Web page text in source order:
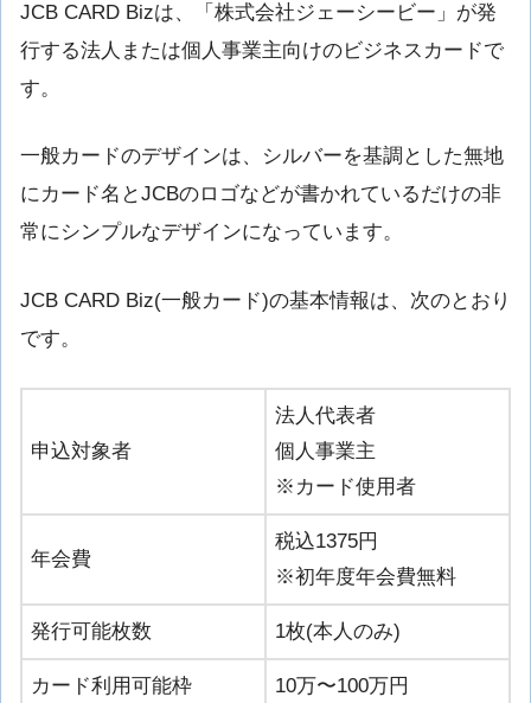
JCB CARD Bizは、「株式会社ジェーシービー」が発
行する法人または個人事業主向けのビジネスカードで
す。
一般カードのデザインは、シルバーを基調とした無地
にカード名とJCBのロゴなどが書かれているだけの非
常にシンプルなデザインになっています。
JCB CARD Biz(一般カード)の基本情報は、次のとおり
です。
申込対象者
法人代表者
個人事業主
※カード使用者
年会費
税込1375円
※初年度年会費無料
発行可能枚数 1枚(本人のみ)
カード利用可能枠 10万〜100万円